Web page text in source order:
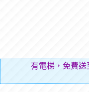
有電梯，免費